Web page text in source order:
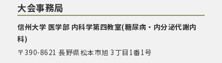
大会事務局
信州大学 医学部 内科学第四教室(糖尿病・内分泌代謝内
科)
〒390-8621 長野県松本市旭 3丁目1番1号